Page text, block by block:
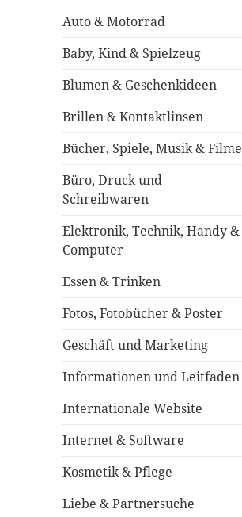
Auto & Motorrad
Baby, Kind & Spielzeug
Blumen & Geschenkideen
Brillen & Kontaktlinsen
Bücher, Spiele, Musik & Filme
Büro, Druck und
Schreibwaren
Elektronik, Technik, Handy &
Computer
Essen & Trinken
Fotos, Fotobücher & Poster
Geschäft und Marketing
Informationen und Leitfaden
Internationale Website
Internet & Software
Kosmetik & Pflege
Liebe & Partnersuche